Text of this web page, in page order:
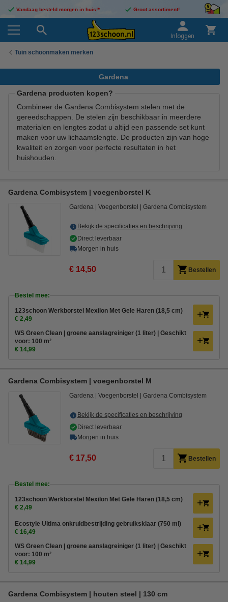
Vandaag besteld morgen in huis!* Groot assortiment!
Inloggen
Tuin schoonmaken merken
Gardena
Gardena producten kopen?
Combineer de Gardena Combisystem stelen met de
gereedschappen. De stelen zijn beschikbaar in meerdere
materialen en lengtes zodat u altijd een passende set kunt
maken voor uw lichaamslengte. De producten zijn van hoge
kwaliteit en zorgen voor perfecte resultaten in het
huishouden.
Gardena Combisystem | voegenborstel K
Gardena Voegenborstel Gardena Combisystem
Bekijk de specificaties en beschrijving
Direct leverbaar
Morgen in huis
€ 14,50 Bestellen
Bestel mee:
123schoon Werkborstel Mexilon Met Gele Haren (18,5 cm)
€ 2,49
WS Green Clean | groene aanslagreiniger (1 liter) | Geschikt
voor: 100 m²
€ 14,99
Gardena Combisystem | voegenborstel M
Gardena Voegenborstel Gardena Combisystem
Bekijk de specificaties en beschrijving
Direct leverbaar
Morgen in huis
€ 17,50 Bestellen
Bestel mee:
123schoon Werkborstel Mexilon Met Gele Haren (18,5 cm)
€ 2,49
Ecostyle Ultima onkruidbestrijding gebruiksklaar (750 ml)
€ 16,49
WS Green Clean | groene aanslagreiniger (1 liter) | Geschikt
voor: 100 m²
€ 14,99
Gardena Combisystem | houten steel | 130 cm